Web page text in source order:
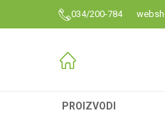
034/200-784
PROIZVODI